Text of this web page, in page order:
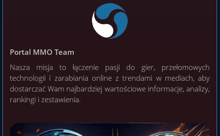
Portal MMO Team
Nasza misja to łączenie pasji do gier, przełomowych
technologii i zarabiania online z trendami w mediach, aby
dostarczać Wam najbardziej wartościowe informacje, analizy,
rankingi i zestawienia.